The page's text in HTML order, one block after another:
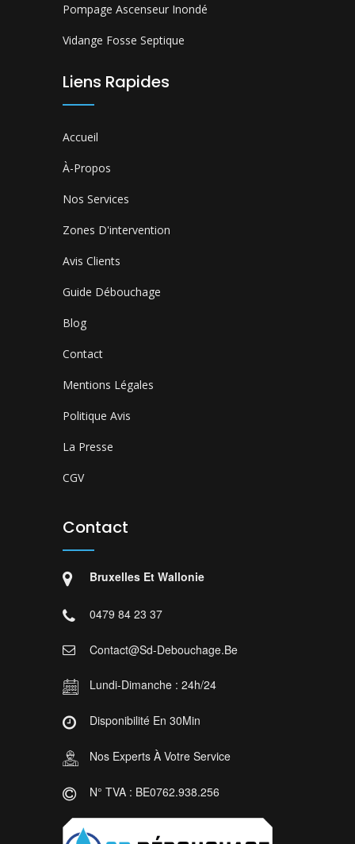
Pompage Ascenseur Inondé
Vidange Fosse Septique
Liens Rapides
Accueil
À-Propos
Nos Services
Zones D'intervention
Avis Clients
Guide Débouchage
Blog
Contact
Mentions Légales
Politique Avis
La Presse
CGV
Contact
Bruxelles Et Wallonie
0479 84 23 37
Contact@sd-Debouchage.be
Lundi-Dimanche : 24h/24
Disponibilité En 30Min
Nos Experts À Votre Service
N° TVA : BE0762.938.256